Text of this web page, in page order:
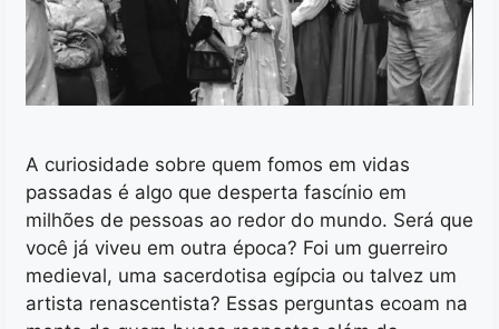
A curiosidade sobre quem fomos em vidas
passadas é algo que desperta fascínio em
milhões de pessoas ao redor do mundo. Será que
você já viveu em outra época? Foi um guerreiro
medieval, uma sacerdotisa egípcia ou talvez um
artista renascentista? Essas perguntas ecoam na